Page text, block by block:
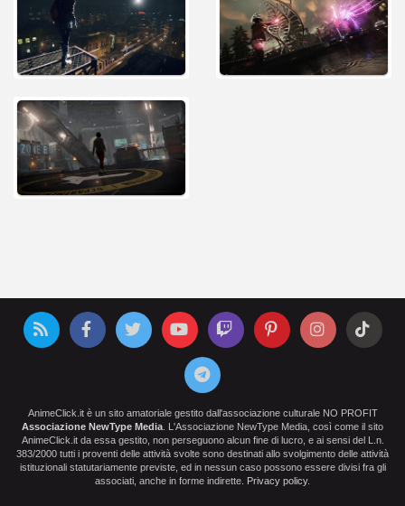
AnimeClick.it è un sito amatoriale gestito dall'associazione culturale NO PROFIT
Associazione NewType Media . L'Associazione NewType Media, così come il sito
AnimeClick.it da essa gestito, non perseguono alcun fine di lucro, e ai sensi del L.n.
383/2000 tutti i proventi delle attività svolte sono destinati allo svolgimento delle attività
istituzionali statutariamente previste, ed in nessun caso possono essere divisi fra gli
associati, anche in forme indirette.
Privacy policy.